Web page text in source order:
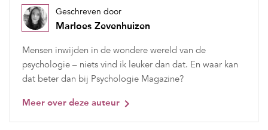
Geschreven door
Marloes Zevenhuizen
Mensen inwijden in de wondere wereld van de
psychologie – niets vind ik leuker dan dat. En waar kan
dat beter dan bij Psychologie Magazine?
Meer over deze auteur